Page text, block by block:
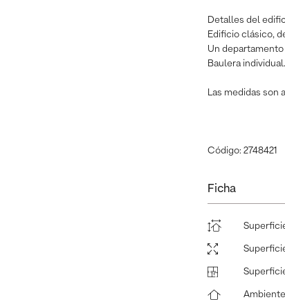
Detalles del
Edificio clásico,
Un departamento
Baulera individual.
Las medidas
Código: 2748421
Ficha